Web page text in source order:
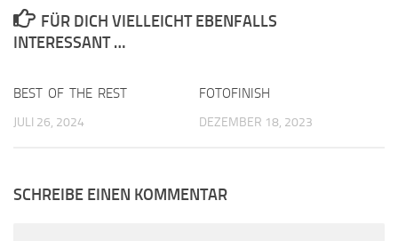
FÜR DICH VIELLEICHT EBENFALLS
INTERESSANT …
BEST OF THE REST
JULI 26, 2024
FOTOFINISH
DEZEMBER 18, 2023
SCHREIBE EINEN KOMMENTAR